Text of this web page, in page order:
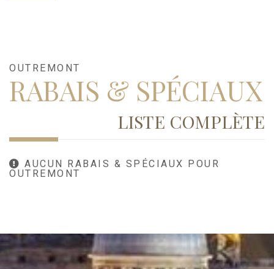
OUTREMONT
RABAIS & SPÉCIAUX
LISTE COMPLÈTE
AUCUN RABAIS & SPÉCIAUX POUR
OUTREMONT